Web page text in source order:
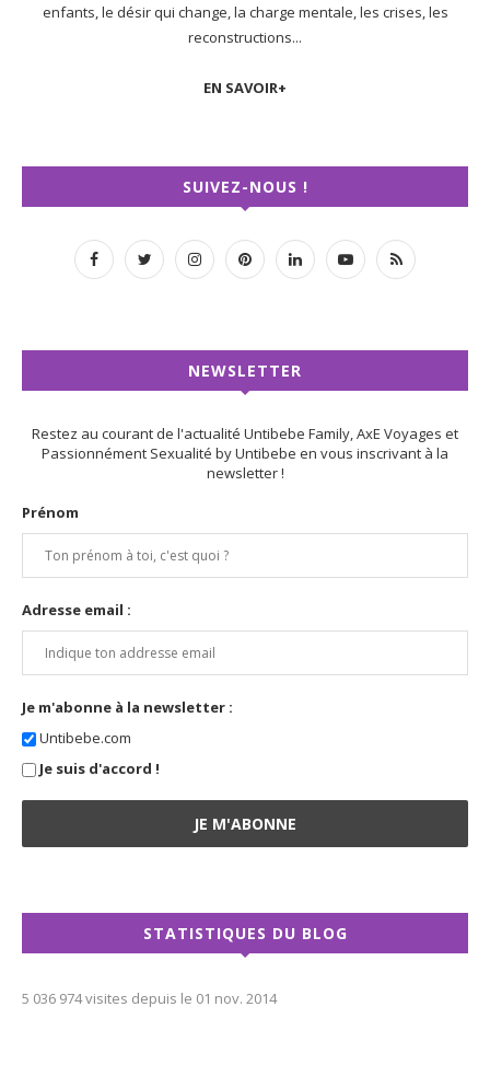
enfants, le désir qui change, la charge mentale, les crises, les
reconstructions...
EN SAVOIR+
SUIVEZ-NOUS !
NEWSLETTER
Restez au courant de l'actualité Untibebe Family, AxE Voyages et
Passionnément Sexualité by Untibebe en vous inscrivant à la
newsletter !
Prénom
Adresse email :
Je m'abonne à la newsletter :
Untibebe.com
Je suis d'accord !
STATISTIQUES DU BLOG
5 036 974 visites depuis le 01 nov. 2014